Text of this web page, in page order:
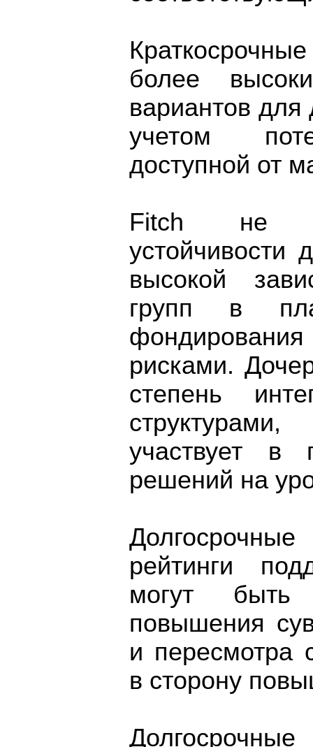
более
вариантов для
учетом
доступной от
Fitch не
устойчивости
высокой
групп в
рисками.
степень
участвует в
решений на
рейтинги
могут
повышения
и пересмотра
в сторону